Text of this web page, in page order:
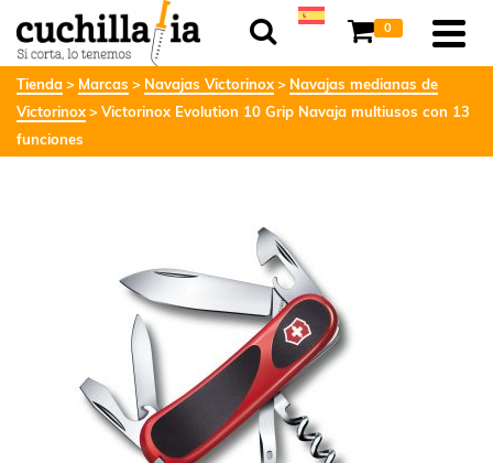
0
Tienda Marcas Navajas Victorinox
Navajas medianas de
Victorinox
Victorinox Evolution 10 Grip Navaja multiusos con 13
funciones